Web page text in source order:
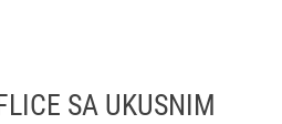
SA UKUSNIM